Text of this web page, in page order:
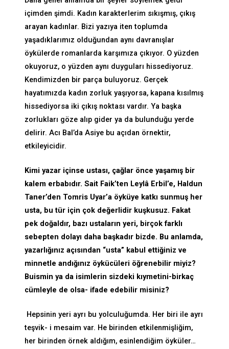
içimden şimdi. Kadın karakterlerim sıkışmış, çıkış
arayan kadınlar. Bizi yazıya iten toplumda
yaşadıklarımız olduğundan aynı davranışlar
öykülerde romanlarda karşımıza çıkıyor. O yüzden
okuyoruz, o yüzden aynı duyguları hissediyoruz.
Kendimizden bir parça buluyoruz. Gerçek
hayatımızda kadın zorluk yaşıyorsa, kapana kısılmış
hissediyorsa iki çıkış noktası vardır. Ya başka
zorlukları göze alıp gider ya da bulunduğu yerde
delirir. Acı Bal’da Asiye bu açıdan örnektir,
etkileyicidir.
Kimi yazar içinse ustası, çağlar önce yaşamış bir
kalem erbabıdır. Sait Faik’ten Leylâ Erbil’e, Haldun
Taner’den Tomris Uyar’a öyküye katkı sunmuş her
usta, bu tür için çok değerlidir kuşkusuz. Fakat
pek doğaldır, bazı ustaların yeri, birçok farklı
sebepten dolayı daha başkadır bizde. Bu anlamda,
yazarlığınız açısından “usta” kabul ettiğiniz ve
minnetle andığınız öykücüleri öğrenebilir miyiz?
Buismin ya da isimlerin sizdeki kıymetini-birkaç
cümleyle de olsa- ifade edebilir misiniz?
Hepsinin yeri ayrı bu yolculuğumda. Her biri ile ayrı
teşvik- i mesaim var. He birinden etkilenmişliğim,
her birinden örnek aldığım, esinlendiğim öyküler…